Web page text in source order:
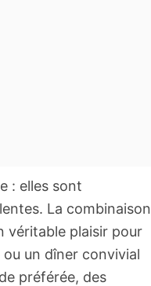
: elles sont
La combinaison
véritable plaisir pour
un dîner convivial
préférée, des